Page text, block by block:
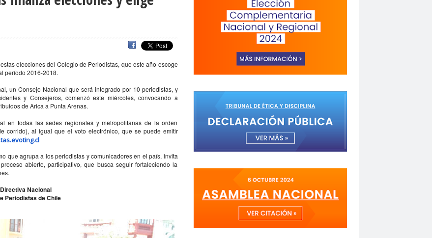
Alcaldía Ciudadana de Valparaíso
Alejandra Riveros
de ONU para los DDHH amenazas
Aminátegui 31
aniversario Aniversario 63 ANNEF
Antofagasta
asamblea
Asamblea Anual
Asamblea por el Pacto Social Asociación Abuelas de Plaza de Mayo
ataque megavisión Autismo Aymara Aysén
beca Berlin Berlín Bernardo Larraín Matte Bernardo Soria Ibacache Bilabo
Cabildo Cabildos
calama
Cámara de Diputados Cámara de Diputados y Diputadas
camarógrafos
y fotógrafos canales de televisión Canales de TV
Carlos Margotta Carlos Montes Carlos Oliva Carnaval Con la Fuerza del Sol 2019
Cátedra de Derechos Humanos de la Vicerrectoría de Extensión y Comunicaciones de la U. de Chile
CCDH
Chile despertó chilenos
Chilenos protestan
ciudadanía Claudia Muñoz
Aguirre
Codelco Código de Etica
elecciones del Colegio de Periodistas, que este año escoge
período 2016-2018.
un Consejo Nacional que será integrado por 10 periodistas, y
y Consejeros, comenzó este miércoles, convocando a
de Arica a Punta Arenas.
en todas las sedes regionales y metropolitanas de la orden
corrido), al igual que el voto electrónico, que se puede emitir
que agrupa a los periodistas y comunicadores en el país, invita
abierto, participativo, que busca seguir fortaleciendo la
Nacional
Periodistas de Chile